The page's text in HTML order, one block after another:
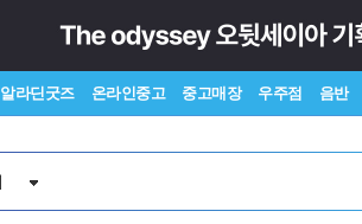
알라딘굿즈 온라인중고 중고매장 우주점 음반